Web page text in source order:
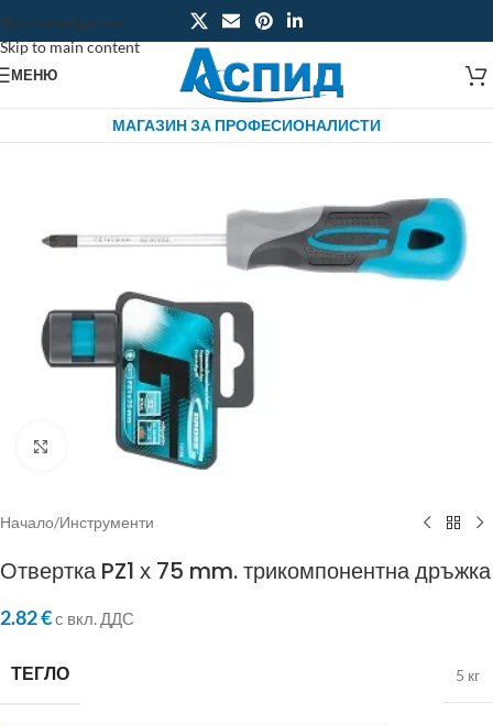
Skip to navigation
Skip to main content
МЕНЮ
МАГАЗИН ЗА ПРОФЕСИОНАЛИСТИ
Click to enlarge
Начало/Инструменти
Отвертка PZ1 х 75 mm. трикомпонентна дръжка
2.82€с вкл. ДДС
ТЕГЛО 5 кг